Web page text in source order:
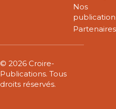
Nos
Partenaires
© 2026 Croire-
Publications. Tous
droits réservés.